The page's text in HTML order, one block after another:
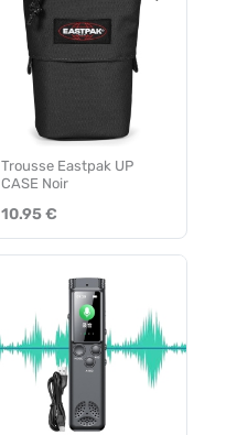
Trousse Eastpak UP
CASE Noir
10.95 €